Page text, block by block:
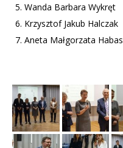
Wanda Barbara Wykręt
Krzysztof Jakub Halczak
Aneta Małgorzata Habas